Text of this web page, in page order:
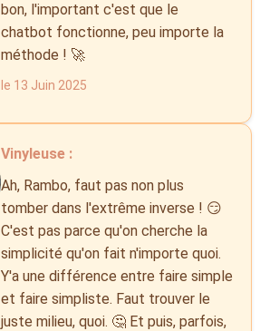
bon, l'important c'est que le
chatbot fonctionne, peu importe la
méthode ! 🚀
le 13 Juin 2025
Vinyleuse :
Ah, Rambo, faut pas non plus
tomber dans l'extrême inverse ! 😏
C'est pas parce qu'on cherche la
simplicité qu'on fait n'importe quoi.
Y'a une différence entre faire simple
et faire simpliste. Faut trouver le
juste milieu, quoi. 🤔 Et puis, parfois,